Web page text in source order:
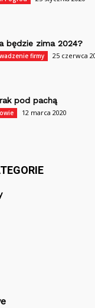
będzie zima 2024?
firmy 25 czerwca
pod pachą
12 marca 2020